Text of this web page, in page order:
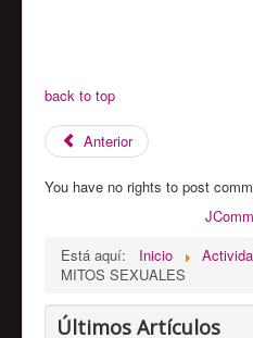
back to top
Anterior
You have no rights to post
Está aquí:
Inicio
MITOS SEXUALES
Últimos Artículos